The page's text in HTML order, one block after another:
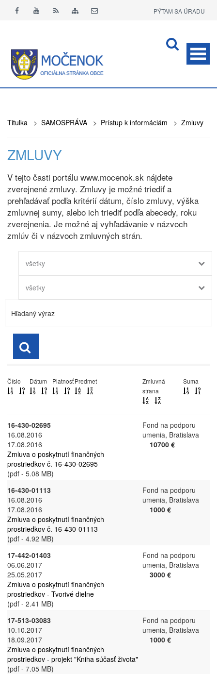
PÝTAM SA ÚRADU
Titulka > SAMOSPRÁVA > Prístup k informáciám > Zmluvy
ZMLUVY
V tejto časti portálu www.mocenok.sk nájdete
zverejnené zmluvy. Zmluvy je možné triediť a
prehľadávať podľa kritérií dátum, číslo zmluvy, výška
zmluvnej sumy, alebo ich triediť podľa abecedy, roku
zverejnenia. Je možné aj vyhľadávanie v názvoch
zmlúv či v názvoch zmluvných strán.
všetky
všetky
Číslo Dátum PlatnosťPredmet
Zmluvná
strana
Suma
16-430-02695
16.08.2016
17.08.2016
Zmluva o poskytnutí finančných
prostriedkov č. 16-430-02695
(pdf - 5.08 MB)
Fond na podporu
umenia, Bratislava
10700 €
16-430-01113
16.08.2016
17.08.2016
Zmluva o poskytnutí finančných
prostriedkov č. 16-430-01113
(pdf - 4.92 MB)
Fond na podporu
umenia, Bratislava
1000 €
17-442-01403
06.06.2017
25.05.2017
Zmluva o poskytnutí finančných
prostriedkov - Tvorivé dielne
(pdf - 2.41 MB)
Fond na podporu
umenia, Bratislava
3000 €
17-513-03083
10.10.2017
18.09.2017
Zmluva o poskytnutí finančných
prostriedkov - projekt "Kniha súčasť života"
(pdf - 7.05 MB)
Fond na podporu
umenia, Bratislava
1000 €